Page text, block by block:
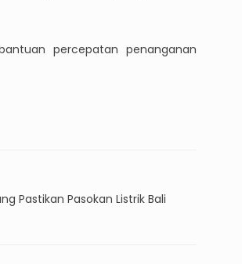
percepatan penanganan
Pastikan Pasokan Listrik Bali